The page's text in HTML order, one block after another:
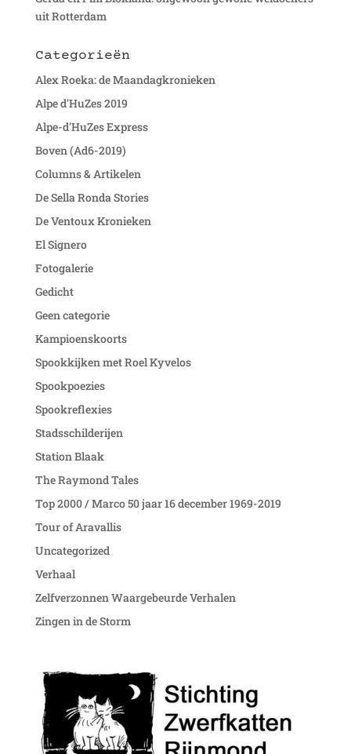
uit Rotterdam
Categorieën
Alex Roeka: de Maandagkronieken
Alpe d'HuZes 2019
Alpe-d'HuZes Express
Boven (Ad6-2019)
Columns & Artikelen
De Sella Ronda Stories
De Ventoux Kronieken
El Signero
Fotogalerie
Gedicht
Geen categorie
Kampioenskoorts
Spookkijken met Roel Kyvelos
Spookpoezies
Spookreflexies
Stadsschilderijen
Station Blaak
The Raymond Tales
Top 2000 / Marco 50 jaar 16 december 1969-2019
Tour of Aravallis
Uncategorized
Verhaal
Zelfverzonnen Waargebeurde Verhalen
Zingen in de Storm